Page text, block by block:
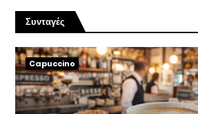
Συνταγές
Capuccino